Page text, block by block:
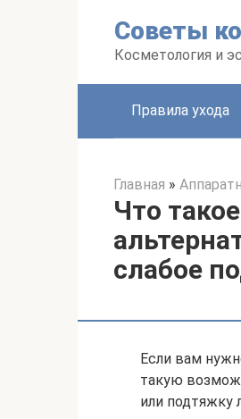
Советы
Косметология и
Правила ухода
Главная »
Что
слабое
Если вам
такую
или подтяжку